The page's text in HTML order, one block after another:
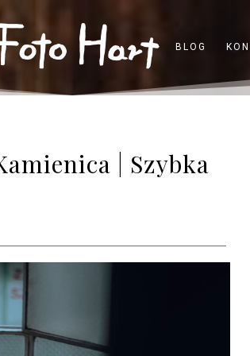
BLOG
| Szybka